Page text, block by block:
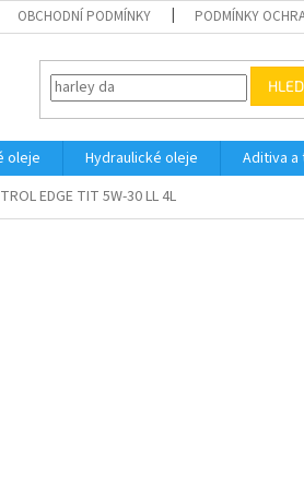
OBCHODNÍ PODMÍNKY PODMÍNKY
oleje Hydraulické oleje Aditiva
EDGE TIT 5W-30 LL 4L